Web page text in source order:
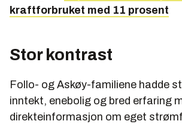
kraftforbruket med 11 prosent
Stor kontrast
Follo- og Askøy-familiene hadde
inntekt, enebolig og bred erfaring
direkteinformasjon om eget